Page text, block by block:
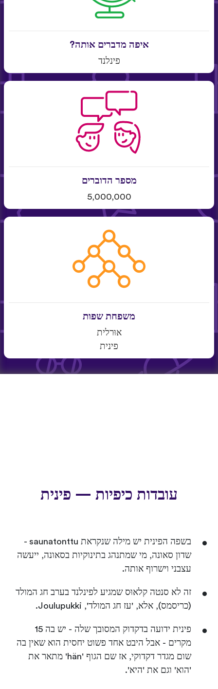
איפה מדברים אותה?
פינלנד
מספר הדוברים
5,000,000
משפחת שפות
אוּרלית
פינית
עובדות כיפיות — פינית
בשפה הפינית יש מילה שנקראת saunatonttu -
שדון סאונה, מי שמתנהג בתינוקיות בסאונה, ייעשה
עצבני וישרוף אותה.
זה לא סנטה קלאוּס שמגיע לפינלנד בערב חג המולד
(כריסמס), אלא, 'עז חג המולד', Joulupukki.
פינית ידועה בדקדוק המסובך שלה - יש בה 15
מקרים - אבל היבט אחד פשוט יחסית הוא שאין בה
שום מגדר דקדוקי, אז שם הגוף 'hän' מתאר את
'הוא' וגם את 'היא'.